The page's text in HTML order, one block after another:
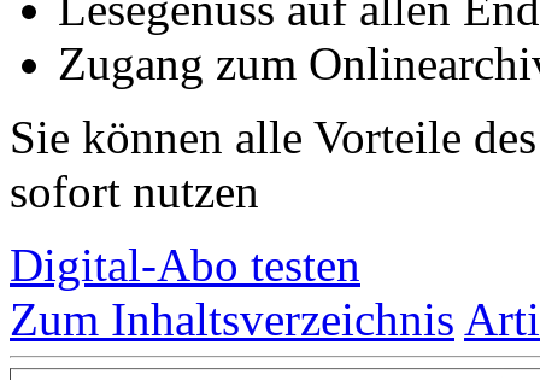
Zugang zum
Sie können alle Vorteile
sofort nutzen
Digital-Abo testen
Zum Inhaltsverzeichnis